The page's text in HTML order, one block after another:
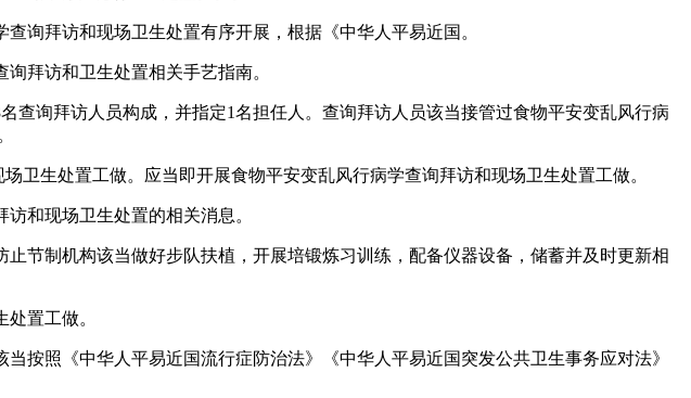
拜访和现场卫生处置有序开展，根据《中华人平易近国。
拜访和卫生处置相关手艺指南。
询拜访人员构成，并指定1名担任人。查询拜访人员该当接管过食物平安变乱风行病
生处置工做。应当即开展食物平安变乱风行病学查询拜访和现场卫生处置工做。
和现场卫生处置的相关消息。
制机构该当做好步队扶植，开展培锻炼习训练，配备仪器设备，储蓄并及时更新相
置工做。
照《中华人平易近国流行症防治法》《中华人平易近国突发公共卫生事务应对法》